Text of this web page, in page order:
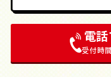
電
受付時